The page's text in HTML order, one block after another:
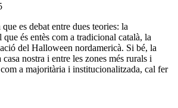
es debat entre dues teories: la
és entès com a tradicional català, la
del Halloween nordamericà. Si bé, la
casa nostra i entre les zones més rurals i
a majoritària i institucionalitzada, cal fer